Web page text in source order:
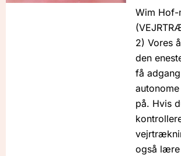
Wim Hof-
2) Vores
den
få
på. Hvis
også lære